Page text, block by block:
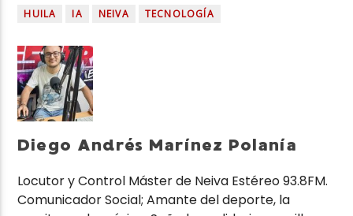
HUILA
IA NEIVA TECNOLOGÍA
Diego Andrés Marínez Polanía
Locutor y Control Máster de Neiva Estéreo 93.8FM.
Comunicador Social; Amante del deporte, la